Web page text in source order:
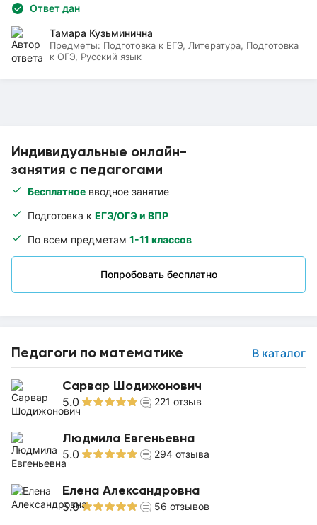
Индивидуальные онлайн-
занятия с педагогами
Бесплатное вводное занятие
Подготовка к ЕГЭ/ОГЭ и ВПР
По всем предметам 1-11 классов
Попробовать бесплатно
Педагоги по математике В каталог
Сарвар Шодижонович
5.0 221 отзыв
Людмила Евгеньевна
5.0 294 отзыва
Елена Александровна
5.0 56 отзывов
Ответ дан
Тамара Кузьминична
Предметы: Подготовка к ЕГЭ, Литература, Подготовка
к ОГЭ, Русский язык